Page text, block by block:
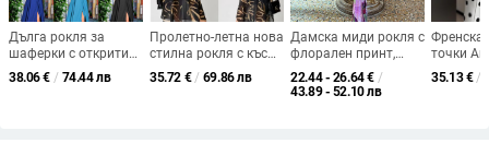
Дълга рокля за
шаферки с открити
рамене, стройна
кройка за сватбено
38.06€ / 74.44 лв
Пролетно-летна нова
стилна рокля с къс
ръкав, намаляваща
възрастта, за жени с
35.72 € / 69.86 лв
Дамска миди рокля с
флорален принт,
презрамки тип
спагети, без ръкави,
22.44 - 26.64€ /
43.89 - 52.10 лв
Френска
точки
Лятна
35.13€ /